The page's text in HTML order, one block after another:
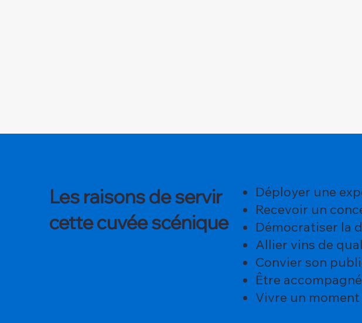
Les raisons de servir
cette cuvée scénique
Déployer une
Recevoir un
Démocratiser la
Allier vins de
Convier son
Être
Vivre un